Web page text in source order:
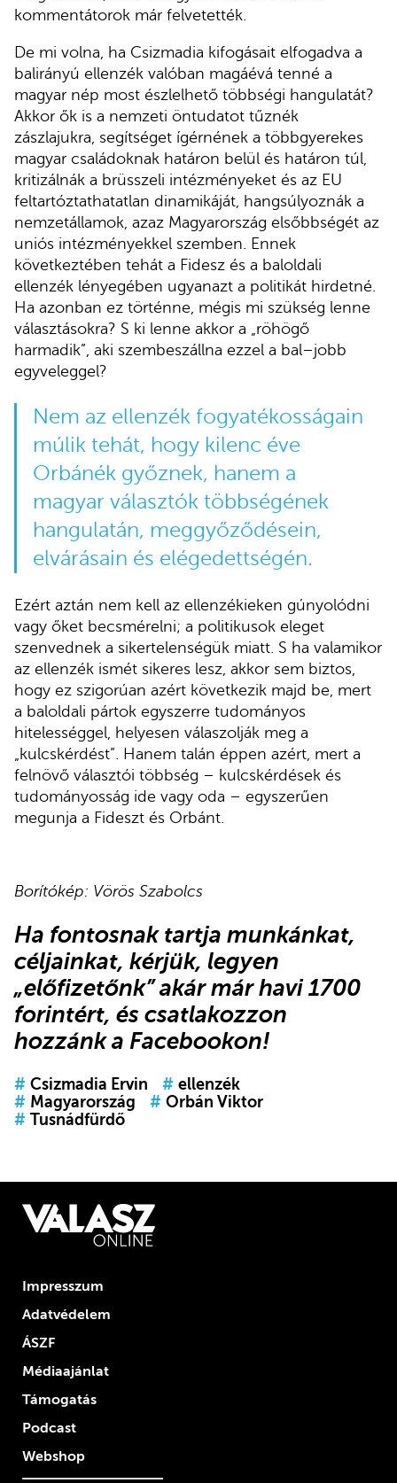
kommentátorok már felvetették.
De mi volna, ha Csizmadia kifogásait elfogadva a
balirányú ellenzék valóban magáévá tenné a
magyar nép most észlelhető többségi hangulatát?
Akkor ők is a nemzeti öntudatot tűznék
zászlajukra, segítséget ígérnének a többgyerekes
magyar családoknak határon belül és határon túl,
kritizálnák a brüsszeli intézményeket és az EU
feltartóztathatatlan dinamikáját, hangsúlyoznák a
nemzetállamok, azaz Magyarország elsőbbségét az
uniós intézményekkel szemben. Ennek
következtében tehát a Fidesz és a baloldali
ellenzék lényegében ugyanazt a politikát hirdetné.
Ha azonban ez történne, mégis mi szükség lenne
választásokra? S ki lenne akkor a „röhögő
harmadik”, aki szembeszállna ezzel a bal–jobb
egyveleggel?
Nem az ellenzék fogyatékosságain
múlik tehát, hogy kilenc éve
Orbánék győznek, hanem a
magyar választók többségének
hangulatán, meggyőződésein,
elvárásain és elégedettségén.
Ezért aztán nem kell az ellenzékieken gúnyolódni
vagy őket becsmérelni; a politikusok eleget
szenvednek a sikertelenségük miatt. S ha valamikor
az ellenzék ismét sikeres lesz, akkor sem biztos,
hogy ez szigorúan azért következik majd be, mert
a baloldali pártok egyszerre tudományos
hitelességgel, helyesen válaszolják meg a
„kulcskérdést”. Hanem talán éppen azért, mert a
felnövő választói többség – kulcskérdések és
tudományosság ide vagy oda – egyszerűen
megunja a Fideszt és Orbánt.
Borítókép: Vörös Szabolcs
Ha fontosnak tartja munkánkat,
céljainkat, kérjük, legyen
„előfizetőnk”akár már havi 1700
forintért, és csatlakozzon
hozzánk a Facebookon!
# Csizmadia Ervin # ellenzék
# Magyarország # Orbán Viktor
# Tusnádfürdő
Impresszum
Adatvédelem
ÁSZF
Médiaajánlat
Támogatás
Podcast
Webshop